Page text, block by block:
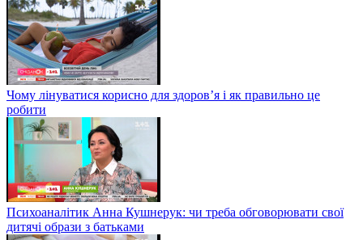
Чому лінуватися корисно для здоров’я і як правильно це
робити
Психоаналітик Анна Кушнерук: чи треба обговорювати свої
дитячі образи з батьками